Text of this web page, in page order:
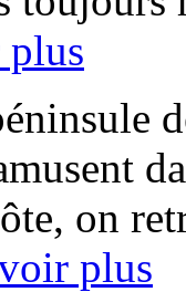
plus
on
plus